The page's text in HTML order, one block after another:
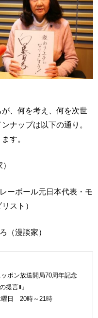
、何を考え、何を次世
ナップは以下の通り。
す。
ボール元日本代表・モ
スト）
漫談家）
ポン放送開局70周年記念
提言Ⅱ』
曜日 20時～21時